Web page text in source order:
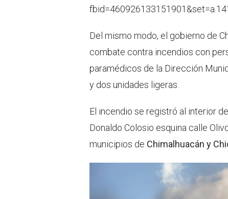
Del mismo modo, el gobierno de
combate contra incendios con
paramédicos de la Dirección
y dos unidades ligeras.
El incendio se registró al interior
Donaldo Colosio esquina calle
municipios de Chimalhuacán y